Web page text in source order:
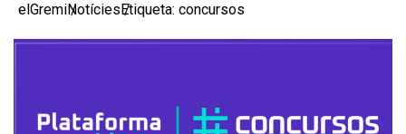
elGremiNotíciesEtiqueta: concursos